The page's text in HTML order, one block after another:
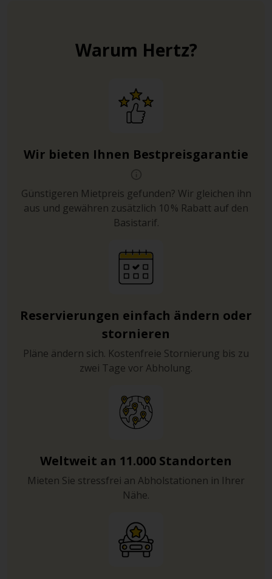
Warum Hertz?
Wir bieten Ihnen Bestpreisgarantie
Günstigeren Mietpreis gefunden? Wir gleichen ihn
aus und gewähren zusätzlich 10 % Rabatt auf den
Basistarif.
Reservierungen einfach ändern oder
stornieren
Pläne ändern sich. Kostenfreie Stornierung bis zu
zwei Tage vor Abholung.
Weltweit an 11.000 Standorten
Mieten Sie stressfrei an Abholstationen in Ihrer
Nähe.